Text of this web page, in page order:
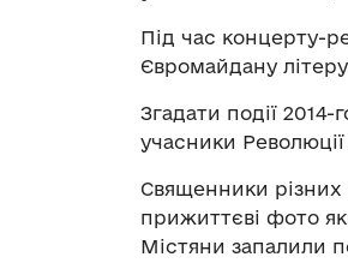
Під час концерту-
Євромайдану
Згадати події
учасники Революції
Священники
прижиттєві фото
Містяни запалили